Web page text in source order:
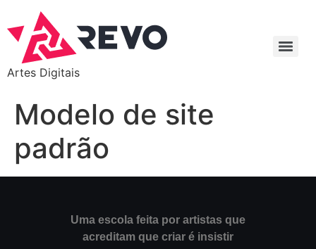
Artes Digitais
Modelo de site
padrão
Uma escola feita por artistas que
acreditam que criar é insistir